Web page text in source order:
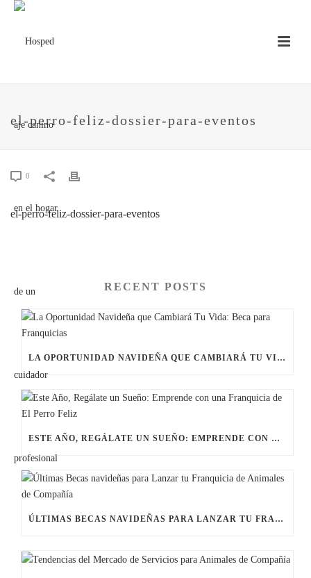
el-perro-feliz-dossier-para-eventos
0
el-perro-feliz-dossier-para-eventos
RECENT POSTS
LA OPORTUNIDAD NAVIDEÑA QUE CAMBIARÁ TU VIDA: BECA PARA FRANQUICIAS
ESTE AÑO, REGÁLATE UN SUEÑO: EMPRENDE CON UNA FRANQUICIA DE EL PERRO FELIZ
ÚLTIMAS BECAS NAVIDEÑAS PARA LANZAR TU FRANQUICIA DE ANIMALES DE COMPAÑÍA